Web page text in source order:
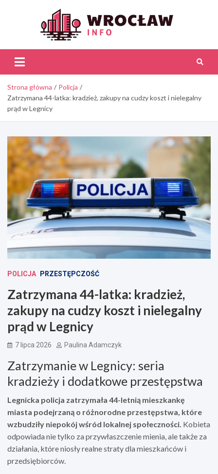
Strona główna
Policja
Zatrzymana 44-latka: kradzież, zakupy na cudzy koszt i nielegalny
prąd w Legnicy
POLICJA PRZESTĘPCZOŚĆ
Zatrzymana 44-latka: kradzież,
zakupy na cudzy koszt i nielegalny
prąd w Legnicy
7 lipca 2026 Paulina Adamczyk
Zatrzymanie w Legnicy: seria
kradzieży i dodatkowe przestępstwa
Legnicka policja zatrzymała 44-letnią mieszkankę
miasta podejrzaną o różnorodne przestępstwa, które
wzbudziły niepokój wśród lokalnej społeczności. Kobieta
odpowiada nie tylko za przywłaszczenie mienia, ale także za
działania, które niosły realne straty dla mieszkańców i
przedsiębiorców.